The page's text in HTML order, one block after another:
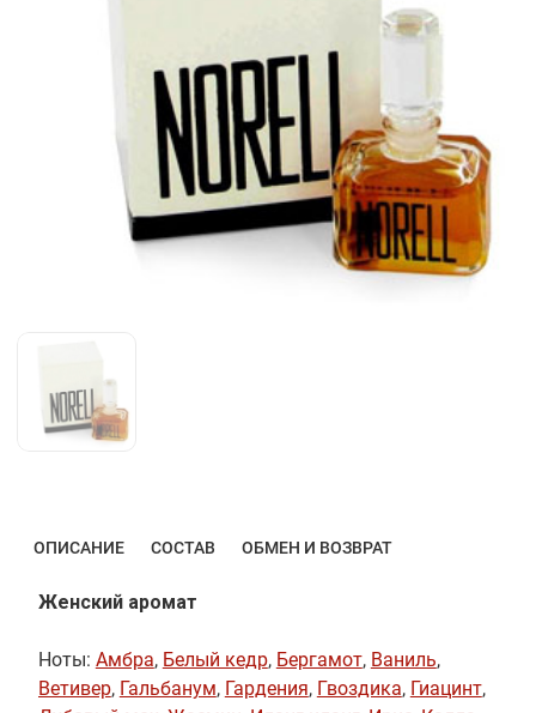
ОПИСАНИЕ СОСТАВ ОБМЕН И ВОЗВРАТ
Женский аромат
Ноты: Амбра, Белый кедр, Бергамот, Ваниль,
Ветивер, Гальбанум, Гардения, Гвоздика, Гиацинт,